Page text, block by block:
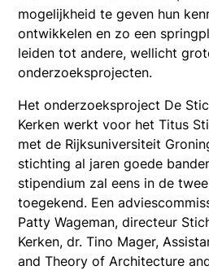
mogelijkheid te geven hun
ontwikkelen en zo een
leiden tot andere, wellicht
onderzoeksprojecten.
Het onderzoeksproject De
Kerken werkt voor het Titus
met de Rijksuniversiteit
stichting al jaren goede
stipendium zal eens in de
toegekend. Een
Patty Wageman, directeur
Kerken, dr. Tino Mager,
and Theory of Architecture